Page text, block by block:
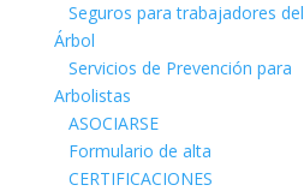
Seguros para trabajadores del
Árbol
Servicios de Prevención para
Arbolistas
ASOCIARSE
Formulario de alta
CERTIFICACIONES